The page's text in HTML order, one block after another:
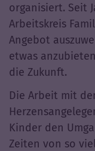
organisiert. Seit
Arbeitskreis
Angebot
etwas
die Zukunft.
Die Arbeit mit
Kinder den
Zeiten von so